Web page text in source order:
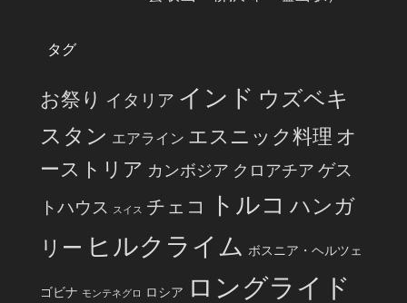
タグ
お祭り イタリア インド ウズベキ
スタン エアライン エスニック料理 オ
ーストリア カンボジア クロアチア ゲス
トハウス
スイス チェコ トルコ ハンガ
リー ヒルクライム ボスニア・ヘルツェ
ゴビナ モンテネグロ ロシア ロングライド